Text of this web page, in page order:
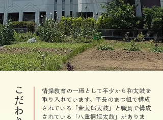
情操教育の一環として年少から和太鼓を
取り入れています。年長のまつ組で構成
されている「金太郎太鼓」と職員で構成
されている「八重桐姫太鼓」がありま